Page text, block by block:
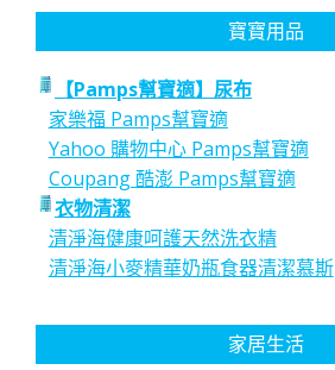
寶寶用品
【Pamps幫寶適】尿布
家樂福 Pamps幫寶適
Yahoo 購物中心 Pamps幫寶適
Coupang 酷澎 Pamps幫寶適
衣物清潔
清淨海健康呵護天然洗衣精
清淨海小麥精華奶瓶食器清潔慕斯
家居生活